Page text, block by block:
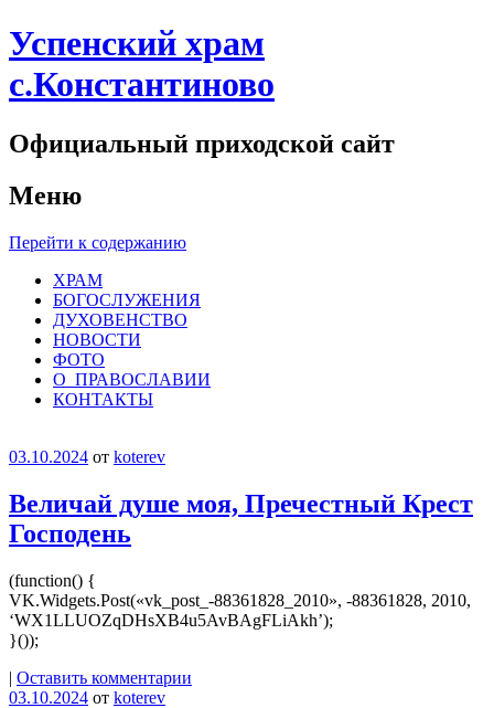
Успенский храм
с.Константиново
Официальный приходской сайт
Меню
Перейти к содержанию
ХРАМ
БОГОСЛУЖЕНИЯ
ДУХОВЕНСТВО
НОВОСТИ
ФОТО
О_ПРАВОСЛАВИИ
КОНТАКТЫ
03.10.2024 от koterev
Величай душе моя, Пречестный Крест
Господень
(function() {
VK.Widgets.Post(«vk_post_-88361828_2010», -88361828, 2010,
‘WX1LLUOZqDHsXB4u5AvBAgFLiAkh’);
}());
| Оставить комментарии
03.10.2024 от koterev